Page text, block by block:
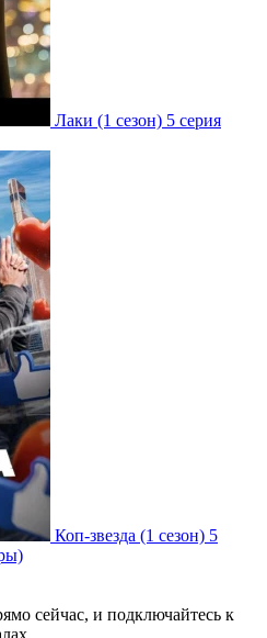
Лаки (1 сезон) 5 серия
Коп-звезда (1 сезон) 5
сейчас, и подключайтесь к